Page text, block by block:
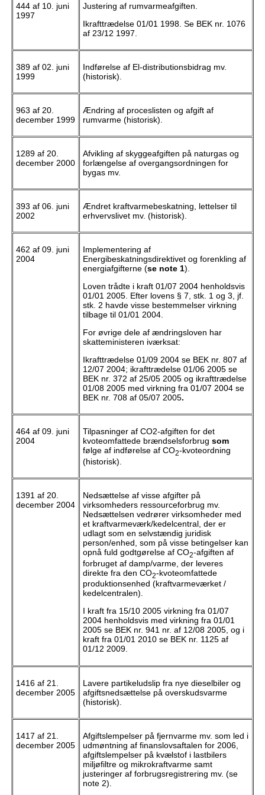
444 af 10. juni
1997
Justering af rumvarmeafgiften.
Ikrafttrædelse 01/01 1998. Se BEK nr. 1076
af 23/12 1997.
389 af 02. juni
1999
Indførelse af El-distributionsbidrag mv.
(historisk).
963 af 20.
december 1999
Ændring af proceslisten og afgift af
rumvarme (historisk).
1289 af 20.
december 2000
Afvikling af skyggeafgiften på naturgas og
forlængelse af overgangsordningen for
bygas mv.
393 af 06. juni
2002
Ændret kraftvarmebeskatning, lettelser til
erhvervslivet mv. (historisk).
462 af 09. juni
2004
Implementering af
Energibeskatningsdirektivet og forenkling af
energiafgifterne (se note 1).
Loven trådte i kraft 01/07 2004 henholdsvis
01/01 2005. Efter lovens § 7, stk. 1 og 3, jf.
stk. 2 havde visse bestemmelser virkning
tilbage til 01/01 2004.
For øvrige dele af ændringsloven har
skatteministeren iværksat:
Ikrafttrædelse 01/09 2004 se BEK nr. 807 af
12/07 2004; ikrafttrædelse 01/06 2005 se
BEK nr. 372 af 25/05 2005 og ikrafttrædelse
01/08 2005 med virkning fra 01/07 2004 se
BEK nr. 708 af 05/07 2005.
464 af 09. juni
2004
Tilpasninger af CO2-afgiften for det
kvoteomfattede brændselsforbrug som
følge af indførelse af CO2-kvoteordning
(historisk).
1391 af 20.
december 2004
Nedsættelse af visse afgifter på
virksomheders ressourceforbrug mv.
Nedsættelsen vedrører virksomheder med
et kraftvarmeværk/kedelcentral, der er
udlagt som en selvstændig juridisk
person/enhed, som på visse betingelser kan
opnå fuld godtgørelse af CO2-afgiften af
forbruget af damp/varme, der leveres
direkte fra den CO2-kvoteomfattede
produktionsenhed (kraftvarmeværket /
kedelcentralen).
I kraft fra 15/10 2005 virkning fra 01/07
2004 henholdsvis med virkning fra 01/01
2005 se BEK nr. 941 nr. af 12/08 2005, og i
kraft fra 01/01 2010 se BEK nr. 1125 af
01/12 2009.
1416 af 21.
december 2005
Lavere partikeludslip fra nye dieselbiler og
afgiftsnedsættelse på overskudsvarme
(historisk).
1417 af 21.
december 2005
Afgiftslempelser på fjernvarme mv. som led i
udmøntning af finanslovsaftalen for 2006,
afgiftslempelser på kvælstof i lastbilers
miljøfiltre og mikrokraftvarme samt
justeringer af forbrugsregistrering mv. (se
note 2).